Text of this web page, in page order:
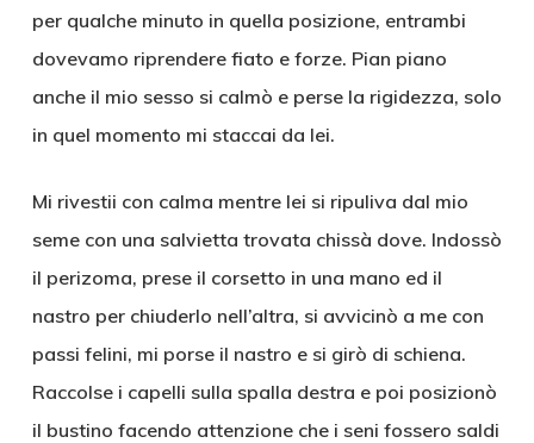
per qualche minuto in quella posizione, entrambi
dovevamo riprendere fiato e forze. Pian piano
anche il mio sesso si calmò e perse la rigidezza, solo
in quel momento mi staccai da lei.
Mi rivestii con calma mentre lei si ripuliva dal mio
seme con una salvietta trovata chissà dove. Indossò
il perizoma, prese il corsetto in una mano ed il
nastro per chiuderlo nell’altra, si avvicinò a me con
passi felini, mi porse il nastro e si girò di schiena.
Raccolse i capelli sulla spalla destra e poi posizionò
il bustino facendo attenzione che i seni fossero saldi